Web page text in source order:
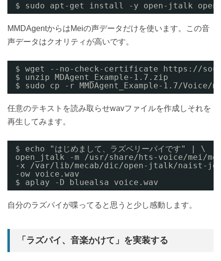
$ sudo apt-get install -y open-jtalk
MMDAgentからはMeiの声データだけを使います。この音
声データはクオリティが高いです。
$ wget --no-check-certificate https://
$ unzip MDAgent_Example-1.7.zip
$ sudo cp -r MMDAgent_Example-1.7/
任意のテキストを読み取らせwavファイルを作成しそれを
再生してみます。
$ echo "はじめまして、ラズベリーパイです" | \
open_jtalk -m /usr/share/hts-voice/mei/
-x /var/lib/mecab/dic/open-jtalk/naist-
-ow voice.wav
$ aplay -D bluealsa voice.wav
自分のラズパイが喋ってると思うと少し感動します。
「ラズパイ、音楽かけて」を実装する